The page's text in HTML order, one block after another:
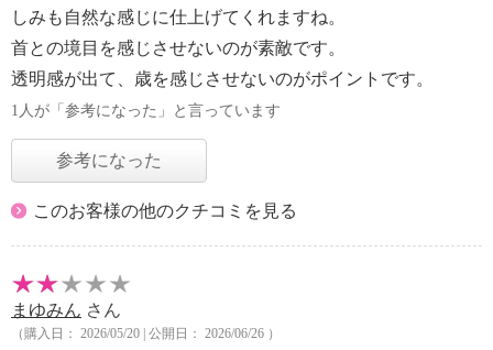
しみも自然な感じに仕上げてくれますね。
首との境目を感じさせないのが素敵です。
透明感が出て、歳を感じさせないのがポイントです。
1人が「参考になった」と言っています
参考になった
このお客様の他のクチコミを見る
まゆみん さん
（購入日： 2026/05/20 | 公開日： 2026/06/26 ）